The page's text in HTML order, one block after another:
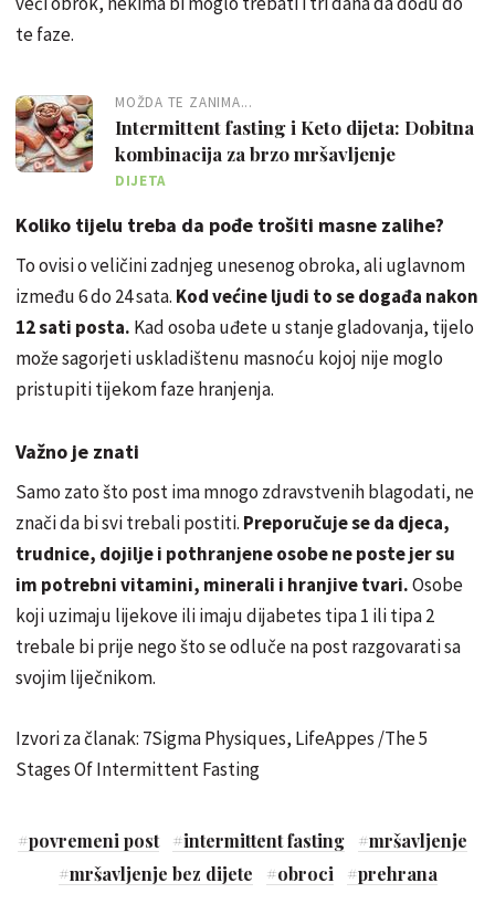
te faze.
MOŽDA TE ZANIMA...
Intermittent fasting i Keto dijeta: Dobitna
kombinacija za brzo mršavljenje
DIJETA
Koliko tijelu treba da pođe trošiti masne zalihe?
To ovisi o veličini zadnjeg unesenog obroka, ali uglavnom
između 6 do 24 sata. Kod većine ljudi to se događa nakon
12 sati posta. Kad osoba uđete u stanje gladovanja, tijelo
može sagorjeti uskladištenu masnoću kojoj nije moglo
pristupiti tijekom faze hranjenja.
Važno je znati
Samo zato što post ima mnogo zdravstvenih blagodati, ne
znači da bi svi trebali postiti. Preporučuje se da djeca,
trudnice, dojilje i pothranjene osobe ne poste jer su
im potrebni vitamini, minerali i hranjive tvari.Osobe
koji uzimaju lijekove ili imaju dijabetes tipa 1 ili tipa 2
trebale bi prije nego što se odluče na post razgovarati sa
svojim liječnikom.
Izvori za članak: 7Sigma Physiques, LifeAppes /The 5
Stages Of Intermittent Fasting
#povremeni post #intermittent fasting #mršavljenje
#mršavljenje bez dijete #obroci #prehrana